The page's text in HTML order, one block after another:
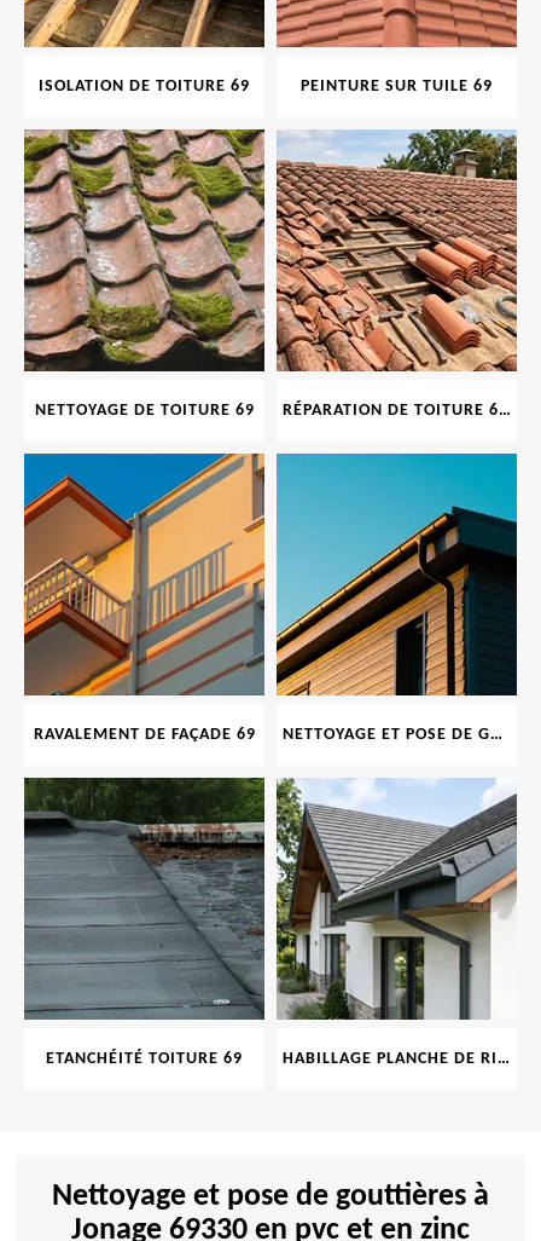
ISOLATION DE TOITURE 69 PEINTURE SUR TUILE 69
NETTOYAGE DE TOITURE 69 RÉPARATION DE TOITURE 69 RHONE, TUILES CASSÉES OU ABIMÉES
RAVALEMENT DE FAÇADE 69 NETTOYAGE ET POSE DE GOUTTIÈRE 69
ETANCHÉITÉ TOITURE 69 HABILLAGE PLANCHE DE RIVE 69
Nettoyage et pose de gouttières à
Jonage 69330 en pvc et en zinc